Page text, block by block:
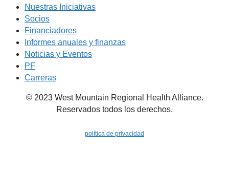
Nuestras Iniciativas
Socios
Financiadores
Informes anuales y finanzas
Noticias y Eventos
PF
Carreras
© 2023 West Mountain Regional Health Alliance.
Reservados todos los derechos.
política de privacidad